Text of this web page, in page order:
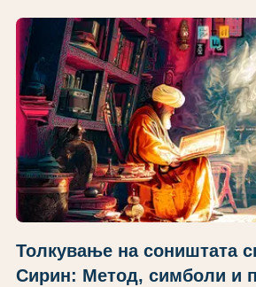
Толкување на соништата
Сирин: Метод, симболи и